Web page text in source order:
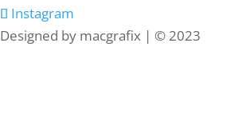
Instagram
Designed by macgrafix | © 2023